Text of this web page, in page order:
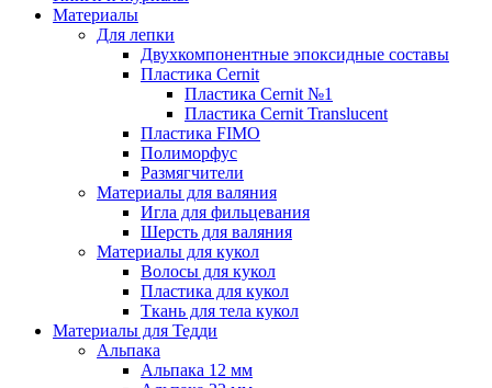
Материалы
Для лепки
Двухкомпонентные эпоксидные составы
Пластика Cernit
Пластика Cernit №1
Пластика Cernit Translucent
Пластика FIMO
Полиморфус
Размягчители
Материалы для валяния
Игла для фильцевания
Шерсть для валяния
Материалы для кукол
Волосы для кукол
Пластика для кукол
Ткань для тела кукол
Материалы для Тедди
Альпака
Альпака 12 мм